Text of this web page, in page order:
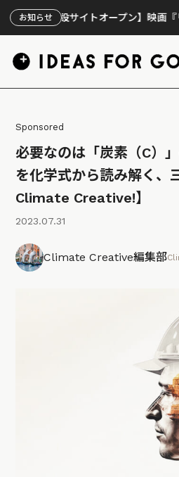
お知らせ
特設サイトオープン】映画『リペア
Sponsored
必要なのは「炭素（C）
を化学式から読み解く、
Climate Creative!】
2023.07.31
Climate Creative編集部